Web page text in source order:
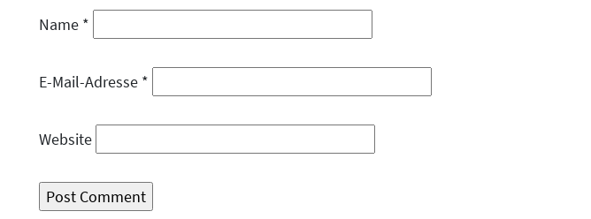
Name *
E-Mail-Adresse *
Website